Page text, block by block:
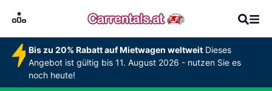
Bis zu 20% Rabatt auf Mietwagen weltweitDieses
Angebot ist gültig bis 11. August 2026 - nutzen Sie es
noch heute!